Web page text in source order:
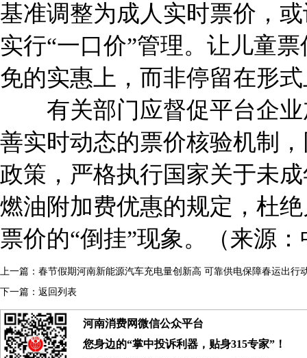
基准调整为成人实时票价，
实行“一口价”管理。让儿童
免的实惠上，而非停留在形
有关部门应督促平台企业
善实时动态的票价核验机制
政策，严格执行国家关于未
燃油附加费优惠的规定，杜
票价的“倒挂”现象。（来源
上一篇： 春节假期河南新能源汽车充电量创新高 可靠供电保障春运出行
下一篇： 返回列表
河南消费网微信公众平台
您身边的“掌中投诉利器，贴身315专家”！